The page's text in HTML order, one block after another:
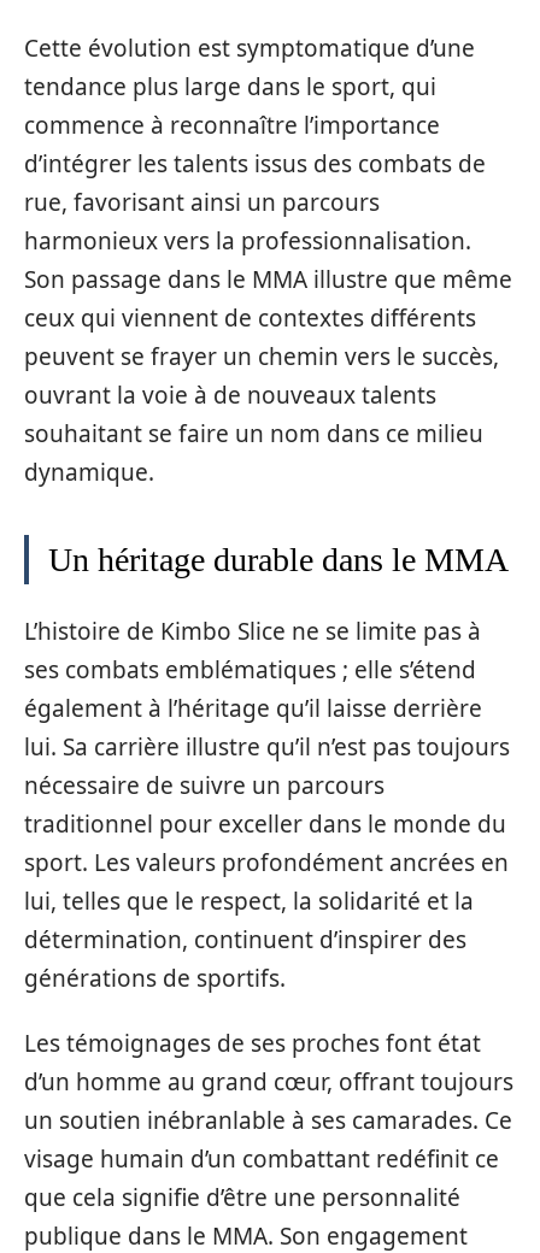
Cette évolution est symptomatique d’une
tendance plus large dans le sport, qui
commence à reconnaître l’importance
d’intégrer les talents issus des combats de
rue, favorisant ainsi un parcours
harmonieux vers la professionnalisation.
Son passage dans le MMA illustre que même
ceux qui viennent de contextes différents
peuvent se frayer un chemin vers le succès,
ouvrant la voie à de nouveaux talents
souhaitant se faire un nom dans ce milieu
dynamique.
Un héritage durable dans le MMA
L’histoire de Kimbo Slice ne se limite pas à
ses combats emblématiques ; elle s’étend
également à l’héritage qu’il laisse derrière
lui. Sa carrière illustre qu’il n’est pas toujours
nécessaire de suivre un parcours
traditionnel pour exceller dans le monde du
sport. Les valeurs profondément ancrées en
lui, telles que le respect, la solidarité et la
détermination, continuent d’inspirer des
générations de sportifs.
Les témoignages de ses proches font état
d’un homme au grand cœur, offrant toujours
un soutien inébranlable à ses camarades. Ce
visage humain d’un combattant redéfinit ce
que cela signifie d’être une personnalité
publique dans le MMA. Son engagement